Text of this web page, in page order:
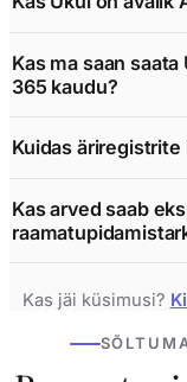
Kas ma saan
365 kaudu?
Kuidas
Kas arved saab
Kas jäi küsimusi?